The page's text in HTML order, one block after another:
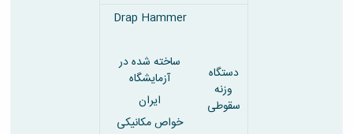
دستگاه
وزنه
سقوطی
Drap Hammer
ساخته شده در
آزمایشگاه
ایران
خواص مکانیکی